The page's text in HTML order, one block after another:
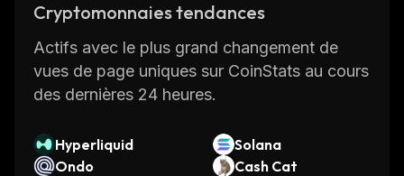
Cryptomonnaies tendances
Actifs avec le plus grand changement de
vues de page uniques sur CoinStats au cours
des dernières 24 heures.
Hyperliquid
Solana
Ondo
Cash Cat